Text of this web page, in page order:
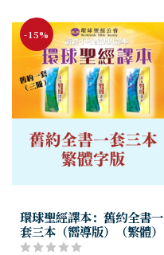
-15%
環球聖經譯本：舊約全書一
套三本（嚮導版）（繁體）